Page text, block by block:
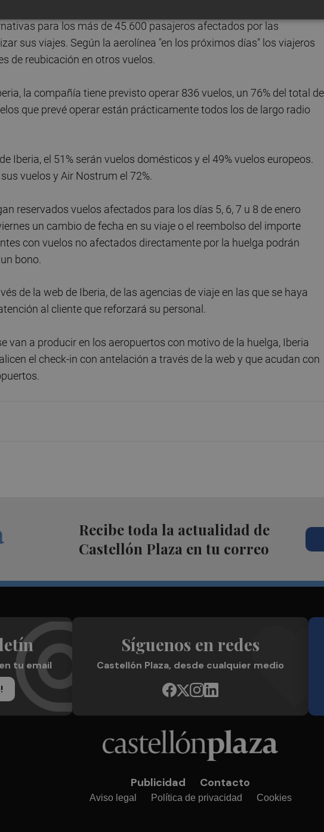
para los más de 45.600 pasajeros afectados por las
sus viajes. Según la aerolínea "en los próximos días" los viajeros
de reubicación en otros vuelos.
la compañía tiene previsto operar 836 vuelos, un 76% del total de
que prevé operar están prácticamente todos los de largo radio
Iberia, el 51% serán vuelos domésticos y el 49% vuelos europeos.
vuelos y Air Nostrum el 72%.
reservados vuelos afectados para los días 5, 6, 7 u 8 de enero
un cambio de fecha en su viaje o el reembolso del importe
con vuelos no afectados directamente por la huelga podrán
bono.
de la web de Iberia, de las agencias de viaje en las que se haya
al cliente que reforzará su personal.
van a producir en los aeropuertos con motivo de la huelga, Iberia
el check-in con antelación a través de la web y que acudan con
Recibe toda la actualidad de
Castellón Plaza en tu correo
tu email
Síguenos en redes
Castellón Plaza, desde cualquier medio
Publicidad Contacto
Aviso legal Política de privacidad Cookies